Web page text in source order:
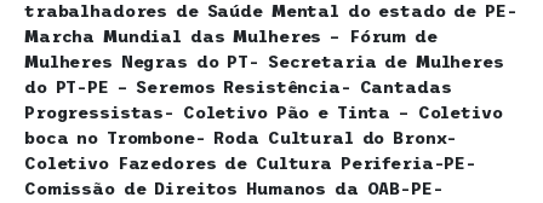
trabalhadores de Saúde Mental do estado de PE-
Marcha Mundial das Mulheres – Fórum de
Mulheres Negras do PT- Secretaria de Mulheres
do PT-PE – Seremos Resistência- Cantadas
Progressistas- Coletivo Pão e Tinta – Coletivo
boca no Trombone- Roda Cultural do Bronx-
Coletivo Fazedores de Cultura Periferia-PE-
Comissão de Direitos Humanos da OAB-PE-